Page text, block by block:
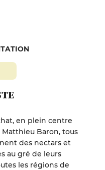
en plein centre
Matthieu Baron, tous
des nectars et
au gré de leurs
les régions de